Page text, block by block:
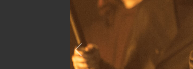
Previous